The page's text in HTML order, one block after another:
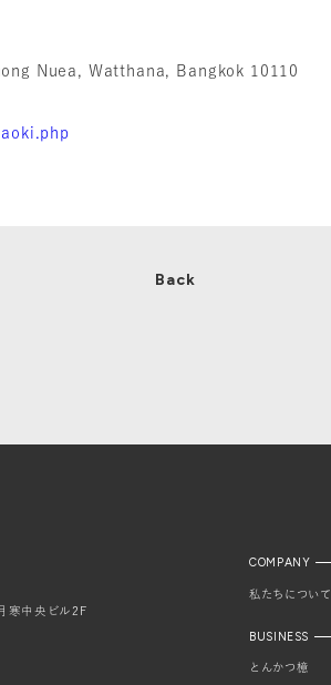
Nuea, Watthana, Bangkok 10110
Back
寒中央ビル2F
COMPANY
私たちについて
BUSINESS
とんかつ檍